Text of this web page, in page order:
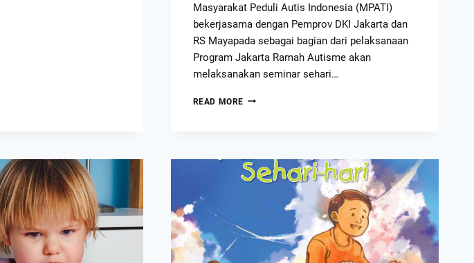
Masyarakat Peduli Autis Indonesia (MPATI)
bekerjasama dengan Pemprov DKI Jakarta dan
RS Mayapada sebagai bagian dari pelaksanaan
Program Jakarta Ramah Autisme akan
melaksanakan seminar sehari…
READ MORE